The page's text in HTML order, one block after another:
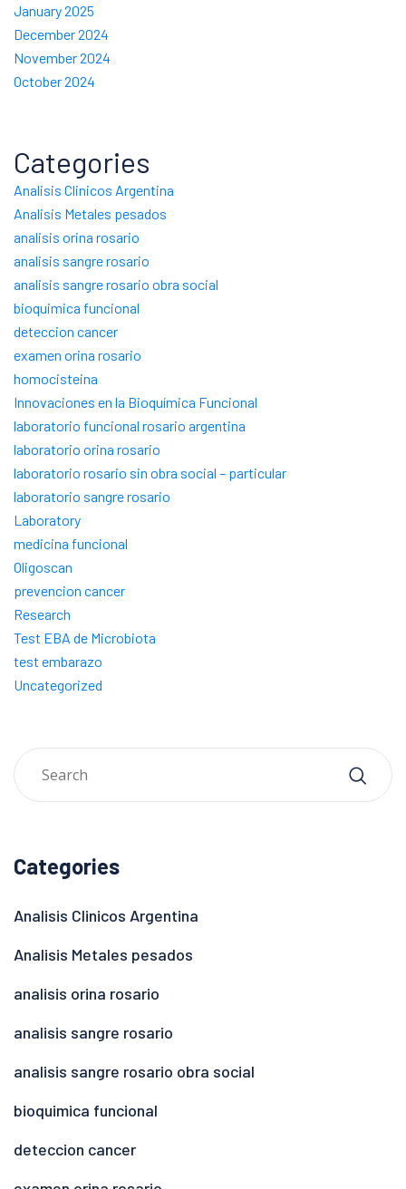
January 2025
December 2024
November 2024
October 2024
Categories
Analisis Clinicos Argentina
Analisis Metales pesados
analisis orina rosario
analisis sangre rosario
analisis sangre rosario obra social
bioquimica funcional
deteccion cancer
examen orina rosario
homocisteina
Innovaciones en la Bioquímica Funcional
laboratorio funcional rosario argentina
laboratorio orina rosario
laboratorio rosario sin obra social – particular
laboratorio sangre rosario
Laboratory
medicina funcional
Oligoscan
prevencion cancer
Research
Test EBA de Microbiota
test embarazo
Uncategorized
Categories
Analisis Clinicos Argentina
Analisis Metales pesados
analisis orina rosario
analisis sangre rosario
analisis sangre rosario obra social
bioquimica funcional
deteccion cancer